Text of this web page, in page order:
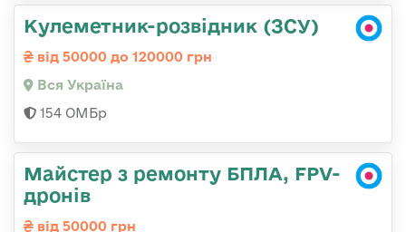
Кулеметник-розвідник (ЗСУ)
від 50000 до 120000 грн
Вся Україна
154 ОМБр
Майстер з ремонту БПЛА, FPV-
дронів
від 50000 грн